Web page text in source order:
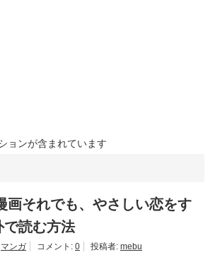
ョンが含まれています
画それでも、やさしい恋をす
読む方法
マンガ コメント: 0 投稿者: mebu